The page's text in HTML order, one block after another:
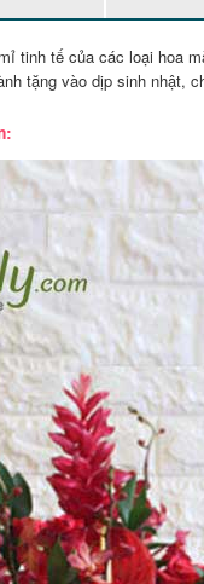
tinh tế của các loại hoa
tặng vào dịp sinh nhật,